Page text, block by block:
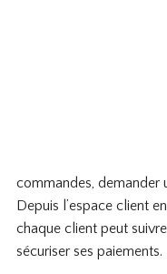
commandes, demander
Depuis l’espace client
chaque client peut
sécuriser ses paiements.